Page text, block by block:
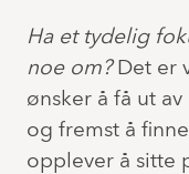
Ha et tydelig
noe om?Det er
ønsker å få ut
og fremst å
opplever å sitte